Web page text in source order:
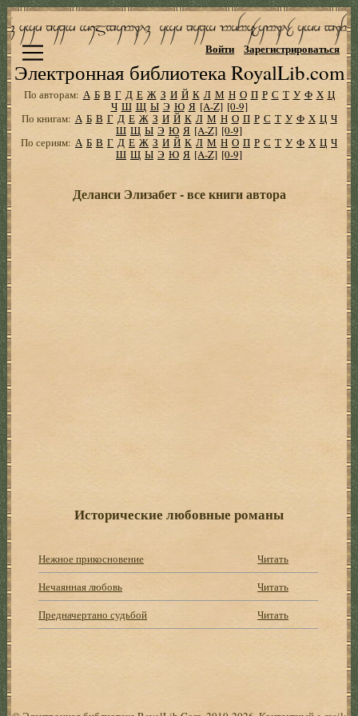
Электронная библиотека RoyalLib.com
Войти Зарегистрироваться
По авторам: А Б В Г Д Е Ж З И Й К Л М Н О П Р С Т У Ф Х Ц
Ч Ш Щ Ы Э Ю Я [A-Z] [0-9]
По книгам: А Б В Г Д Е Ж З И Й К Л М Н О П Р С Т У Ф Х Ц Ч
Ш Щ Ы Э Ю Я [A-Z] [0-9]
По сериям: А Б В Г Д Е Ж З И Й К Л М Н О П Р С Т У Ф Х Ц Ч
Ш Щ Ы Э Ю Я [A-Z] [0-9]
Деланси Элизабет - все книги автора
Исторические любовные романы
Нежное прикосновение
Читать
Нечаянная любовь
Читать
Предначертано судьбой
Читать